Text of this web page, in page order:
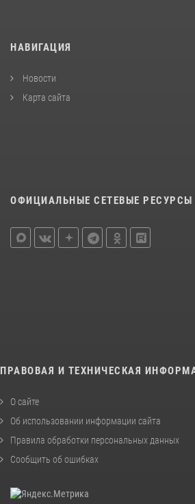
НАВИГАЦИЯ
Новости
Карта сайта
ОФИЦИАЛЬНЫЕ СЕТЕВЫЕ РЕСУРСЫ
ПРАВОВАЯ И ТЕХНИЧЕСКАЯ
О сайте
Об использовании информации сайта
Правила обработки персональных данных
Сообщить об ошибках